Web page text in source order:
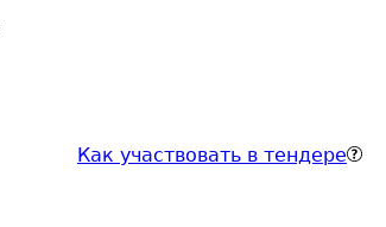
Как участвовать в тендере